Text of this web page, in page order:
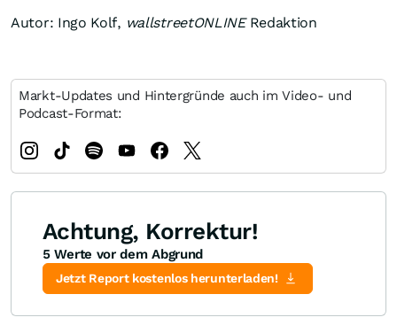
Autor: Ingo Kolf, wallstreetONLINERedaktion
Markt-Updates und Hintergründe auch im Video- und
Podcast-Format:
Achtung, Korrektur!
5 Werte vor dem Abgrund
Jetzt Report kostenlos herunterladen!